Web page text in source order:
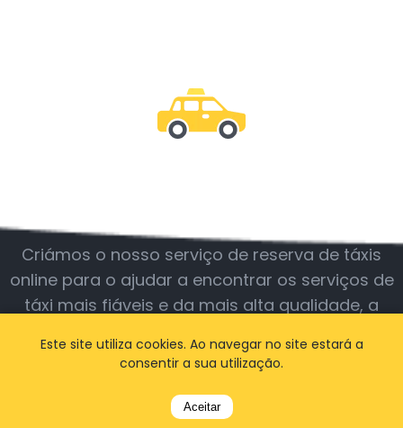
Criámos o nosso serviço de reserva de táxis
online para o ajudar a encontrar os serviços de
táxi mais fiáveis e da mais alta qualidade, a
BOOK A TAXI
Este site utiliza cookies. Ao navegar no site estará a
consentir a sua utilização.
Aceitar